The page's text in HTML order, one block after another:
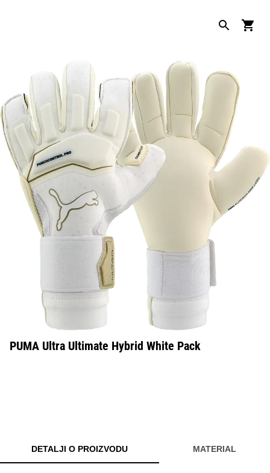
PUMA Ultra Ultimate Hybrid White Pack
DETALJI O PROIZVODU MATERIAL